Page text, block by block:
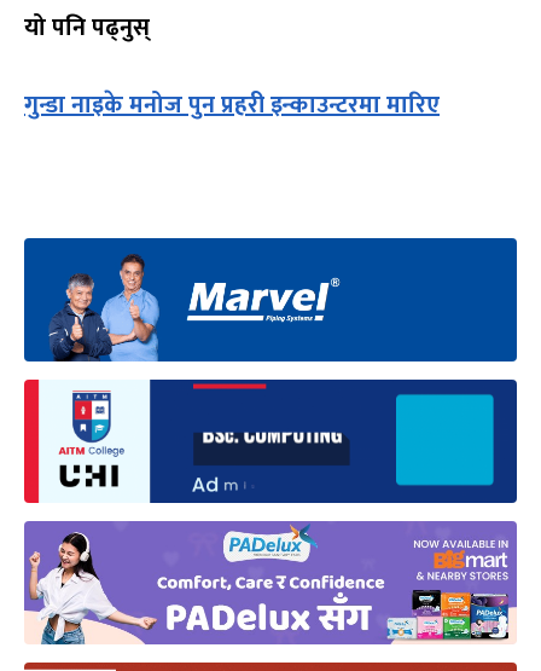
यो पनि पढ्नुस्
गुन्डा नाइके मनोज पुन प्रहरी इन्काउन्टरमा मारिए